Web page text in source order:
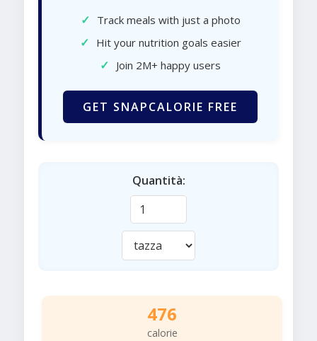
✓ Track meals with just a photo
✓ Hit your nutrition goals easier
✓ Join 2M+ happy users
GET SNAPCALORIE FREE
Quantità:
476
calorie